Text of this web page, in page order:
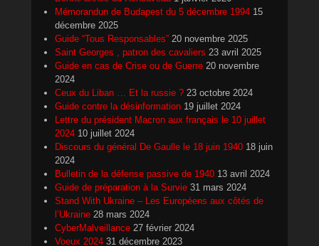
Mémorandun de Budapest du 5 décembre 1994 15
décembre 2025
Guide “Tous Responsables” 20 novembre 2025
Saint Georges , patron des cavaliers 23 avril 2025
Guide en cas de Crise ou de Guerre 20 novembre
2024
Ceux du Liban … Et la russie ? 23 octobre 2024
Guide contre la désinformation 19 juillet 2024
Lettre du président Macron aux français le 10 juillet
2024 10 juillet 2024
Discours du général De Gaulle le 18 juin 1940 18 juin
2024
Bulletin de la défense passive de 1940 13 avril 2024
Guide de préparation à la Survie 31 mars 2024
Stand With Ukraine – Les Européens aux côtés de
l’Ukraine 28 mars 2024
CyberMalveillance 27 février 2024
Voeux 2024 31 décembre 2023